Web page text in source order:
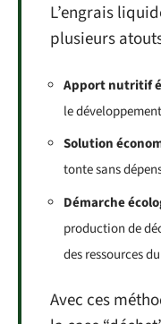
L’engrais
plusieurs
Apport nutritif
le
Solution
tonte sans
Démarche
production de
des ressources
Avec ces